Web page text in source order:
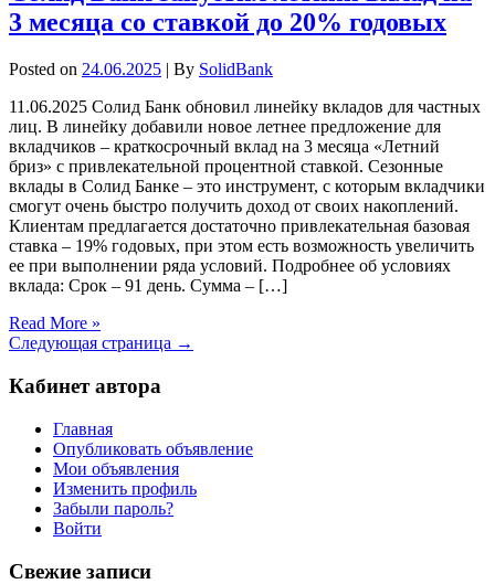
3 месяца со ставкой до 20% годовых
Posted on 24.06.2025 | By SolidBank
11.06.2025 Солид Банк обновил линейку вкладов для частных
лиц. В линейку добавили новое летнее предложение для
вкладчиков – краткосрочный вклад на 3 месяца «Летний
бриз» с привлекательной процентной ставкой. Сезонные
вклады в Солид Банке – это инструмент, с которым вкладчики
смогут очень быстро получить доход от своих накоплений.
Клиентам предлагается достаточно привлекательная базовая
ставка – 19% годовых, при этом есть возможность увеличить
ее при выполнении ряда условий. Подробнее об условиях
вклада: Срок – 91 день. Сумма – […]
Read More »
Следующая страница →
Кабинет автора
Главная
Опубликовать объявление
Мои объявления
Изменить профиль
Забыли пароль?
Войти
Свежие записи